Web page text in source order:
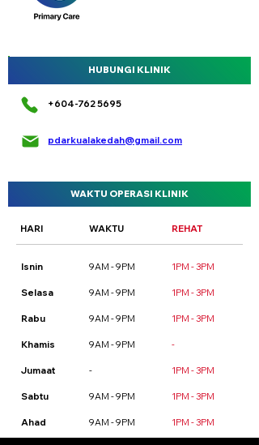
HUBUNGI KLINIK
+604-762 5695
pdarkualakedah@gmail.com
WAKTU OPERASI KLINIK
HARI WAKTU REHAT
Isnin 9AM - 9PM 1PM - 3PM
Selasa 9AM - 9PM 1PM - 3PM
Rabu 9AM - 9PM 1PM - 3PM
Khamis 9AM - 9PM -
Jumaat - 1PM - 3PM
Sabtu 9AM - 9PM 1PM - 3PM
Ahad 9AM - 9PM 1PM - 3PM